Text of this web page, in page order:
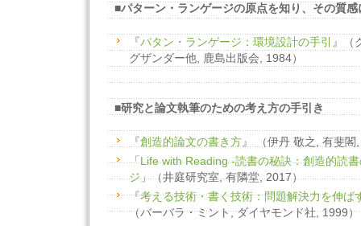
■パターン・ランゲージの原点を知り、その質感
『パタン・ランゲージ：環境設計の手引 』（
グザンダー他, 鹿島出版会, 1984）
■研究と論文執筆のための考え方の手引き
『創造的論文の書き方』 （伊丹 敬之, 有斐閣
「Life with Reading -読書の秘訣：創造的読
ジ」（井庭研究室, 有隣堂, 2017）
『考える技術・書く技術：問題解決力を伸ば
（バーバラ・ミント, ダイヤモンド社, 1999）